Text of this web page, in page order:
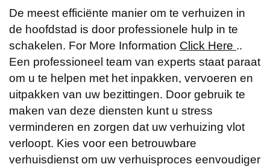
De meest efficiënte manier om te verhuizen in
de hoofdstad is door professionele hulp in te
schakelen. For More Information Click Here ..
Een professioneel team van experts staat paraat
om u te helpen met het inpakken, vervoeren en
uitpakken van uw bezittingen. Door gebruik te
maken van deze diensten kunt u stress
verminderen en zorgen dat uw verhuizing vlot
verloopt. Kies voor een betrouwbare
verhuisdienst om uw verhuisproces eenvoudiger